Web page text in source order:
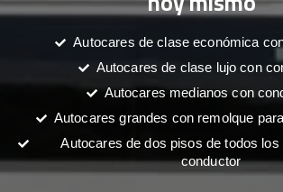
Autocares de clase económica
Autocares de clase lujo con
Autocares medianos con
Autocares grandes con remolque
Autocares de dos pisos de todos
conductor